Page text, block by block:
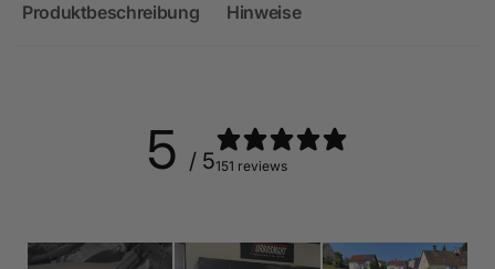
Produktbeschreibung Hinweise
5 / 5151 reviews